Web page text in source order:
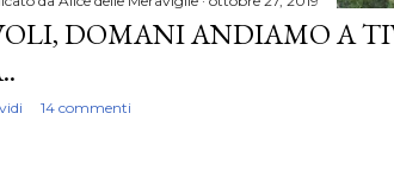
DOMANI ANDIAMO A
14 commenti